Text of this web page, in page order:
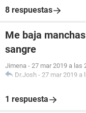
8 respuestas
Me baja
sangre
Jimena - 27 mar 2019 a las
Dr.Josh - 27 mar 2019 a
1 respuesta